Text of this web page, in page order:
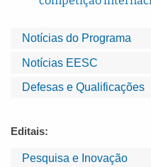
Notícias do Programa
Notícias EESC
Defesas e Qualificações
Editais:
Pesquisa e Inovação